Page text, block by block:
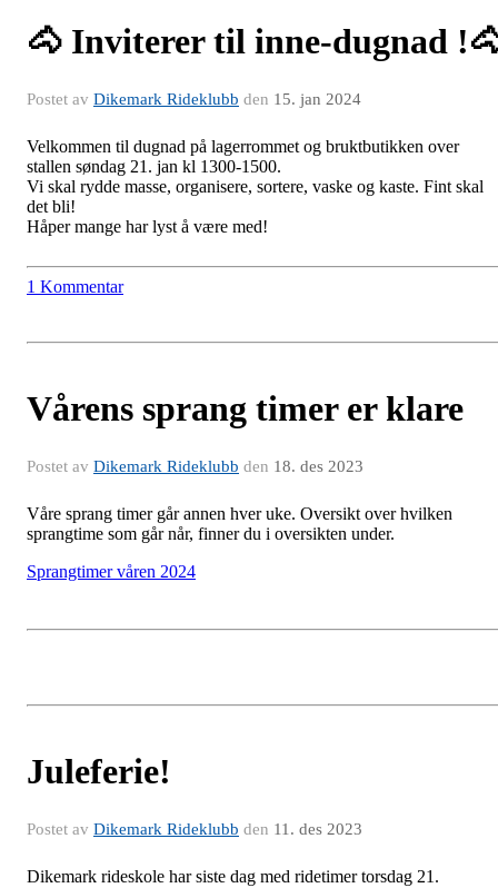
🐴 Inviterer til inne-dugnad
Postet av Dikemark Rideklubb den 15. jan 2024
Velkommen til dugnad på lagerrommet og bruktbutikken over
stallen søndag 21. jan kl 1300-1500.
Vi skal rydde masse, organisere, sortere, vaske og kaste. Fint skal
det bli!
Håper mange har lyst å være med!
1 Kommentar
Vårens sprang timer er klare
Postet av Dikemark Rideklubb den 18. des 2023
Våre sprang timer går annen hver uke. Oversikt over hvilken
sprangtime som går når, finner du i oversikten under.
Sprangtimer våren 2024
Juleferie!
Postet av Dikemark Rideklubb den 11. des 2023
Dikemark rideskole har siste dag med ridetimer torsdag 21.